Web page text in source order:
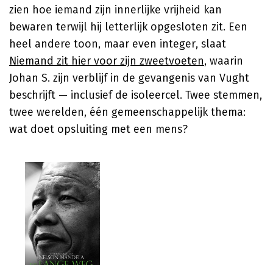
zien hoe iemand zijn innerlijke vrijheid kan
bewaren terwijl hij letterlijk opgesloten zit. Een
heel andere toon, maar even integer, slaat
Niemand zit hier voor zijn zweetvoeten, waarin
Johan S. zijn verblijf in de gevangenis van Vught
beschrijft — inclusief de isoleercel. Twee stemmen,
twee werelden, één gemeenschappelijk thema:
wat doet opsluiting met een mens?